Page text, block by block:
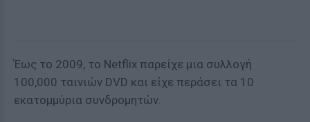
Έως το 2009, το Netflix παρείχε μια συλλογή
100,000 ταινιών DVD και είχε περάσει τα 10
εκατομμύρια συνδρομητών.